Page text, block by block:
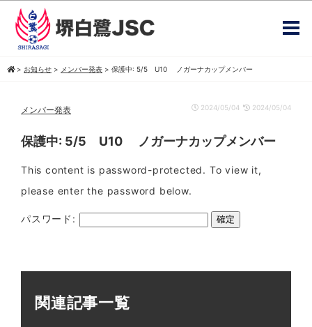
> お知らせ > メンバー発表 > 保護中: 5/5 U10 ノガーナカップメンバー
メンバー発表 2024/05/04 2024/05/04
保護中: 5/5 U10 ノガーナカップメンバー
This content is password-protected. To view it,
please enter the password below.
パスワード:
関連記事一覧